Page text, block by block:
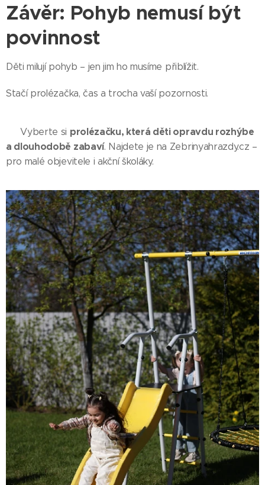
Závěr: Pohyb nemusí být
povinnost
Děti milují pohyb – jen jim ho musíme přiblížit.
Stačí prolézačka, čas a trocha vaší pozornosti.
👉 Vyberte si prolézačku, která děti opravdu rozhýbe
a dlouhodobě zabaví. Najdete je na Zebrinyahrazdy.cz –
pro malé objevitele i akční školáky.